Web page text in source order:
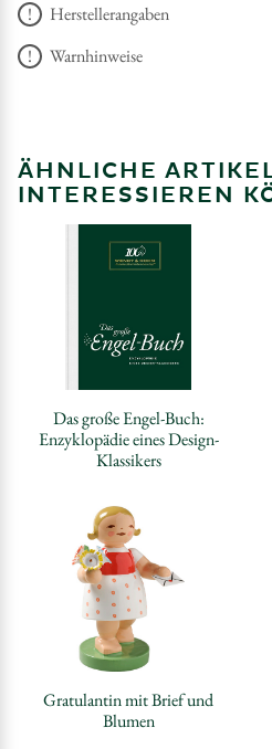
Herstellerangaben
Warnhinweise
ÄHNLICHE
INTERESSIEREN
Das große Engel-Buch:
Enzyklopädie eines Design-
Klassikers
Gratulantin mit Brief und
Blumen